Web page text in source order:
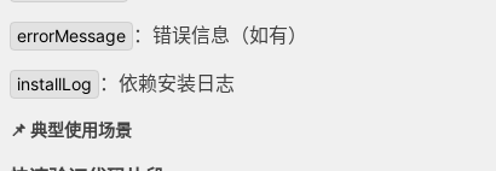
errorMessage ：错误信息（如有）
installLog ：依赖安装日志
📌 典型使用场景